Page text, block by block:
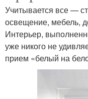
Учитывается все —
освещение, мебель,
Интерьер,
уже никого не
прием «белый на